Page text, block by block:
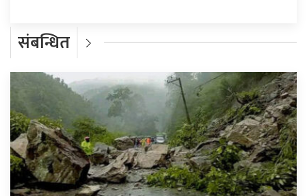
संबन्धित